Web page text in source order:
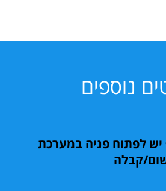
נוספים
לפתוח פניה במערכת
קבלה